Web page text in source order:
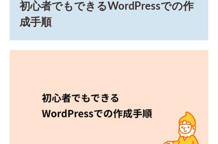
初心者でもできるWordPressでの作
成手順